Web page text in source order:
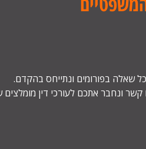
שאלה בפורומים ונתייחס בהקדם.
קשר ונחבר אתכם לעורכי דין מומלצים